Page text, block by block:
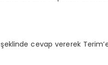
cevap vererek